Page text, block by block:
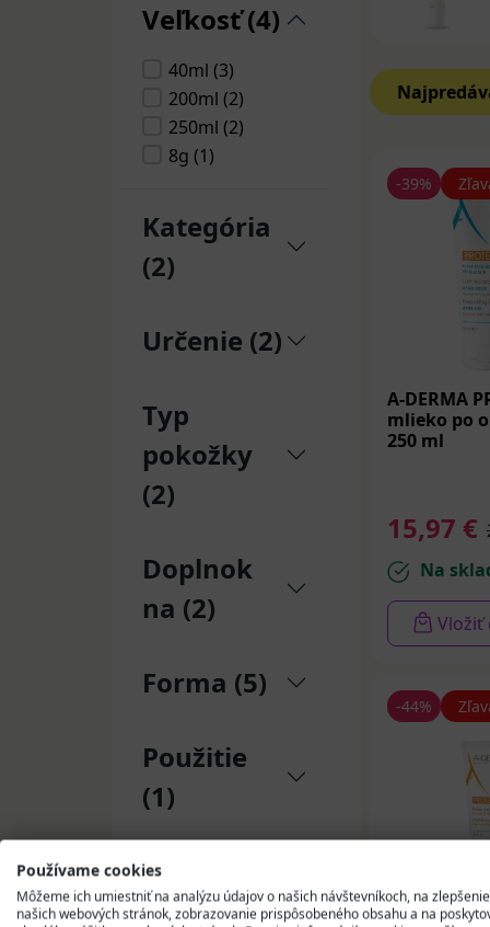
Veľkosť (4)
40ml (3)
200ml (2)
250ml (2)
8g (1)
Kategória
(2)
Určenie (2)
Typ
pokožky
(2)
Doplnok
na (2)
Forma (5)
Použitie
(1)
Vlastnosti
(7)
-39%
A-DERMA
mlieko po
250 ml
15,97 €
Na
Vložiť
-44%
A-DERMA
Používame cookies
Môžeme ich umiestniť na analýzu údajov o našich návštevníkoch, na zlepšenie
našich webových stránok, zobrazovanie prispôsobeného obsahu a na